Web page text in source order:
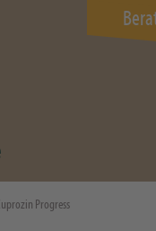
Progress